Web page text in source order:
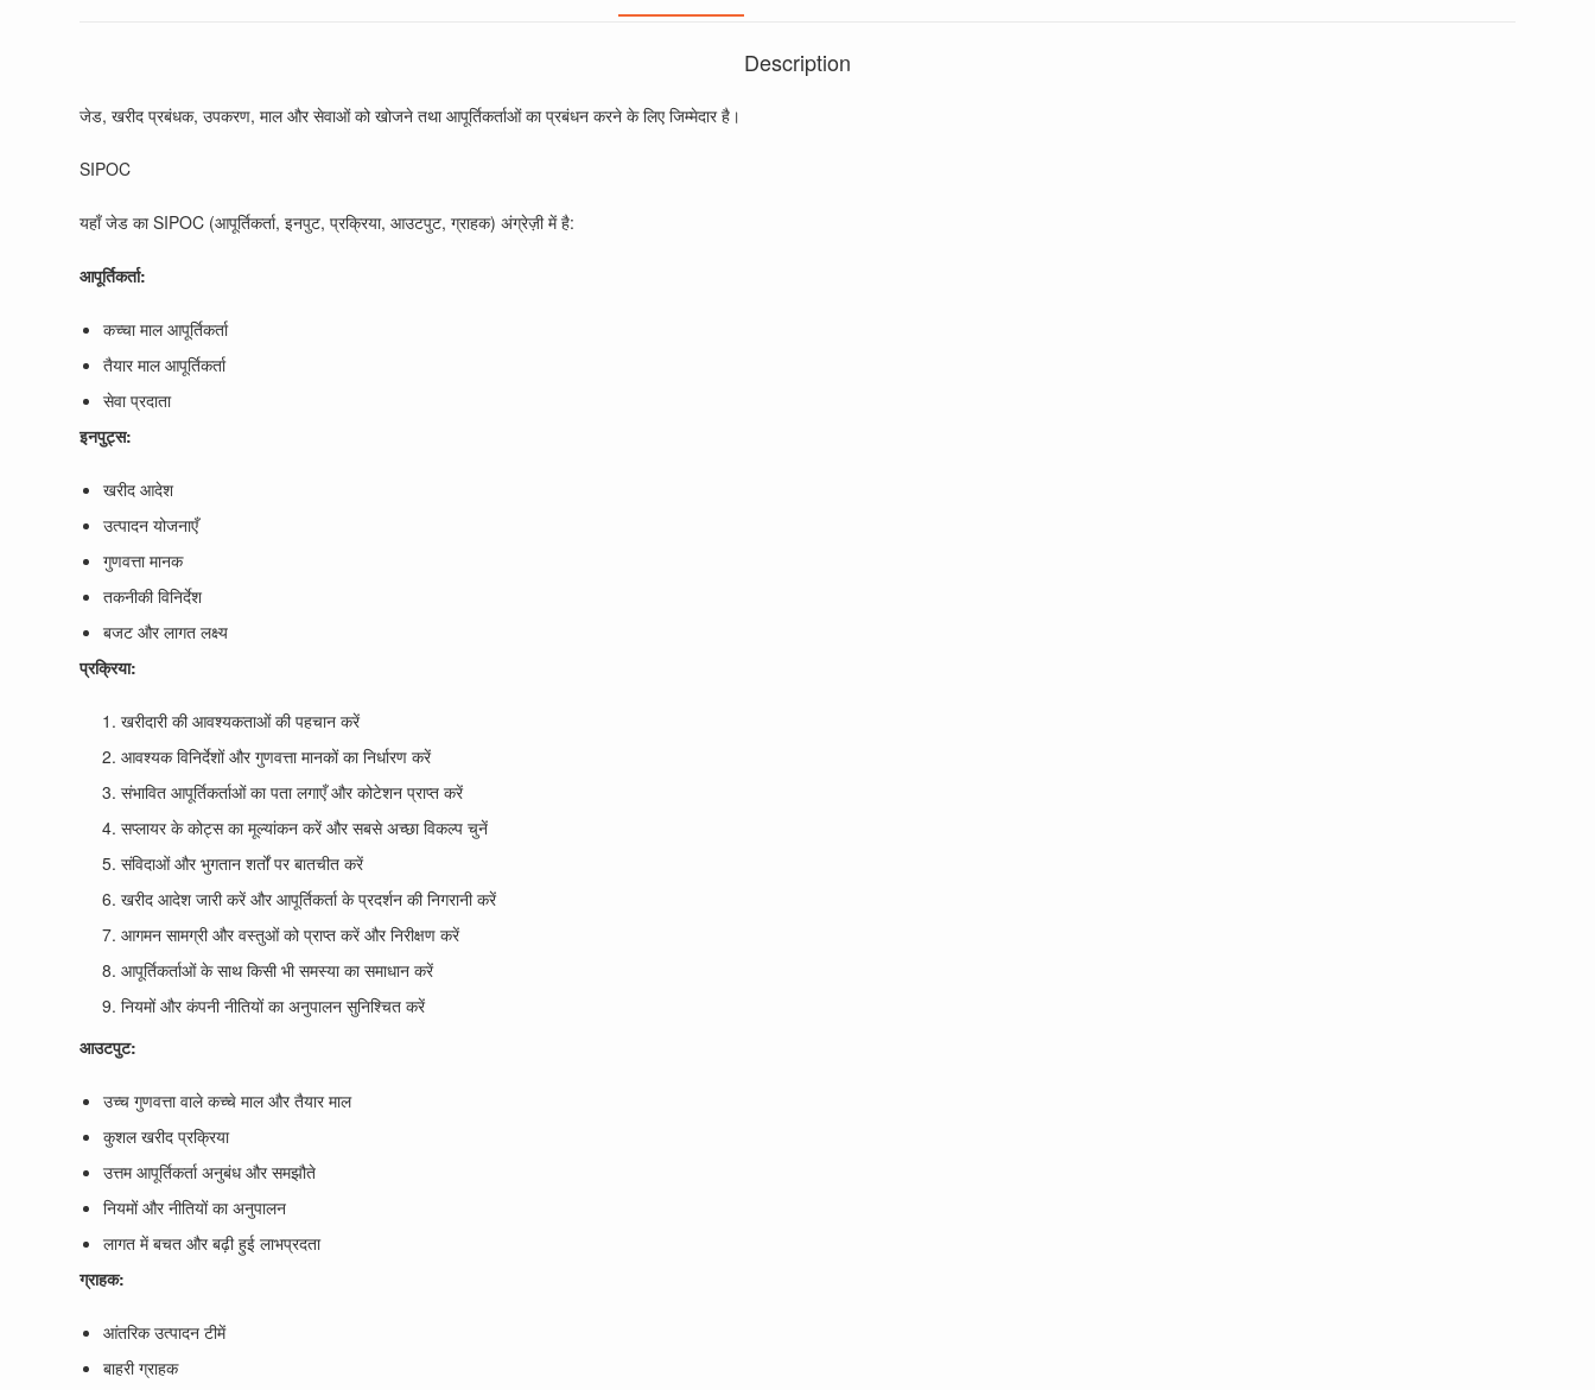
Description
जेड, खरीद प्रबंधक, उपकरण, माल और सेवाओं को खोजने तथा आपूर्तिकर्ताओं का प्रबंधन करने के लिए जिम्मेदार है।
SIPOC
यहाँ जेड का SIPOC (आपूर्तिकर्ता, इनपुट, प्रक्रिया, आउटपुट, ग्राहक) अंग्रेज़ी में है:
आपूर्तिकर्ता:
कच्चा माल आपूर्तिकर्ता
तैयार माल आपूर्तिकर्ता
सेवा प्रदाता
इनपुट्स:
खरीद आदेश
उत्पादन योजनाएँ
गुणवत्ता मानक
तकनीकी विनिर्देश
बजट और लागत लक्ष्य
प्रक्रिया:
खरीदारी की आवश्यकताओं की पहचान करें
आवश्यक विनिर्देशों और गुणवत्ता मानकों का निर्धारण करें
संभावित आपूर्तिकर्ताओं का पता लगाएँ और कोटेशन प्राप्त करें
सप्लायर के कोट्स का मूल्यांकन करें और सबसे अच्छा विकल्प चुनें
संविदाओं और भुगतान शर्तों पर बातचीत करें
खरीद आदेश जारी करें और आपूर्तिकर्ता के प्रदर्शन की निगरानी करें
आगमन सामग्री और वस्तुओं को प्राप्त करें और निरीक्षण करें
आपूर्तिकर्ताओं के साथ किसी भी समस्या का समाधान करें
नियमों और कंपनी नीतियों का अनुपालन सुनिश्चित करें
आउटपुट:
उच्च गुणवत्ता वाले कच्चे माल और तैयार माल
कुशल खरीद प्रक्रिया
उत्तम आपूर्तिकर्ता अनुबंध और समझौते
नियमों और नीतियों का अनुपालन
लागत में बचत और बढ़ी हुई लाभप्रदता
ग्राहक:
आंतरिक उत्पादन टीमें
बाहरी ग्राहक